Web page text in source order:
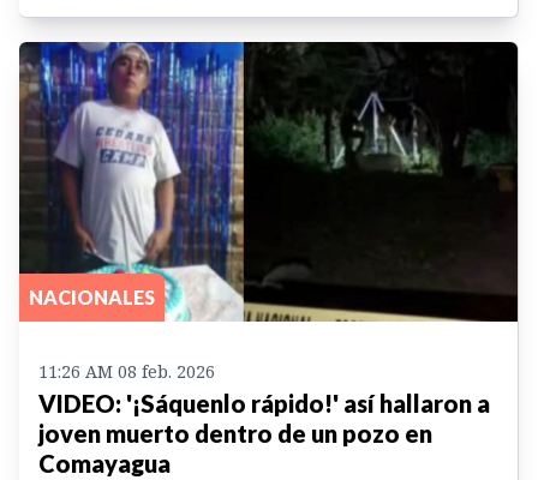
NACIONALES
11:26 AM 08 feb. 2026
VIDEO: '¡Sáquenlo rápido!' así hallaron a
joven muerto dentro de un pozo en
Comayagua